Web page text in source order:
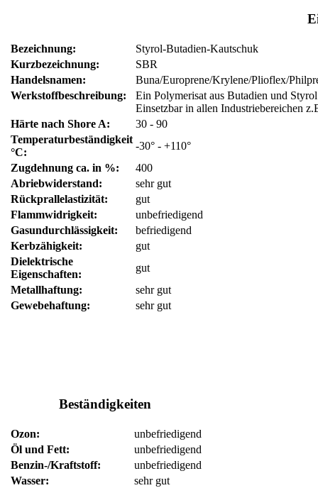
Bezeichnung:
Styrol-Butadien-Kautschuk
Kurzbezeichnung:
SBR
Handelsnamen:
Buna/Europrene/Krylene/Plioflex/
Werkstoffbeschreibung:
Ein Polymerisat aus Butadien und
Einsetzbar in allen Industriebereichen
Härte nach Shore A:
30 - 90
Temperaturbeständigkeit
°C:
-30° - +110°
Zugdehnung ca. in %:
400
Abriebwiderstand:
sehr gut
Rückprallelastizität:
gut
Flammwidrigkeit:
unbefriedigend
Gasundurchlässigkeit:
befriedigend
Kerbzähigkeit:
gut
Dielektrische
Eigenschaften:
gut
Metallhaftung:
sehr gut
Gewebehaftung:
sehr gut
Beständigkeiten
Ozon:
unbefriedigend
Öl und Fett:
unbefriedigend
Benzin-/Kraftstoff:
unbefriedigend
Wasser:
sehr gut